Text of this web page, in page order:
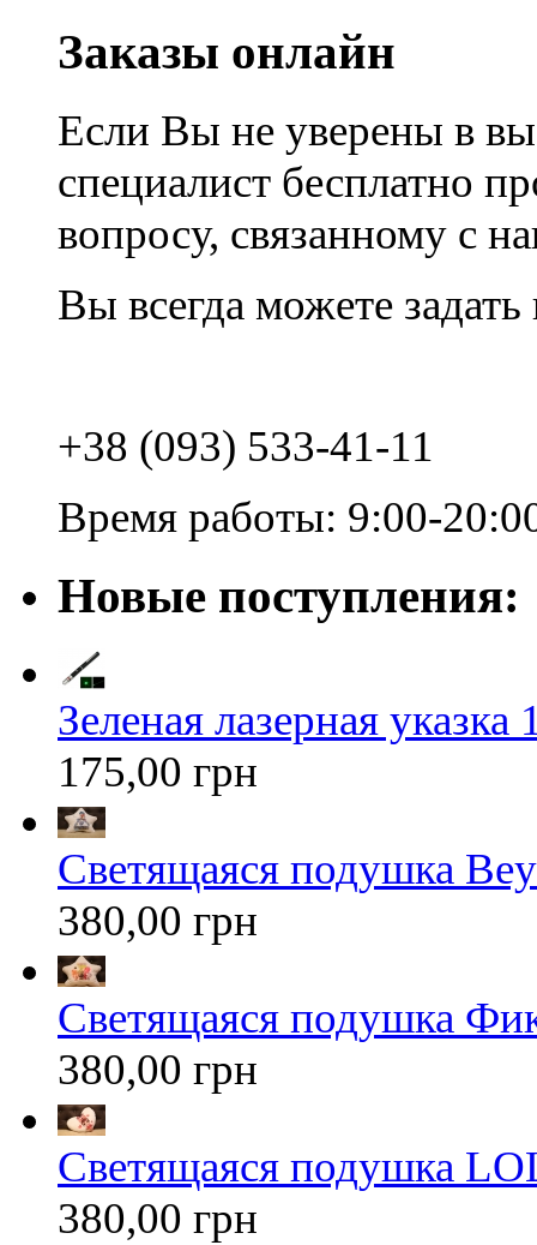
Заказы онлайн
Если Вы не уверены в
специалист бесплатно
вопросу, связанному с
Вы всегда можете
+38 (093) 533-41-11
Время работы: 9:00-
Новые поступления:
Зеленая лазерная
175,00 грн
Светящаяся подушка
380,00 грн
Светящаяся подушка
380,00 грн
Светящаяся подушка
380,00 грн